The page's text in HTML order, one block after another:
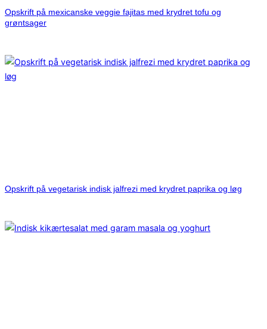
Opskrift på mexicanske veggie fajitas med krydret tofu og
grøntsager
Opskrift på vegetarisk indisk jalfrezi med krydret paprika og løg